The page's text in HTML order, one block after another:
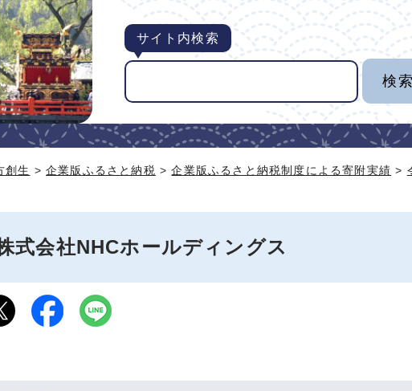
サイト内検索
創生 >企業版ふるさと納税 >企業版ふるさと納税制度による寄附実績 >
式会社NHCホールディングス